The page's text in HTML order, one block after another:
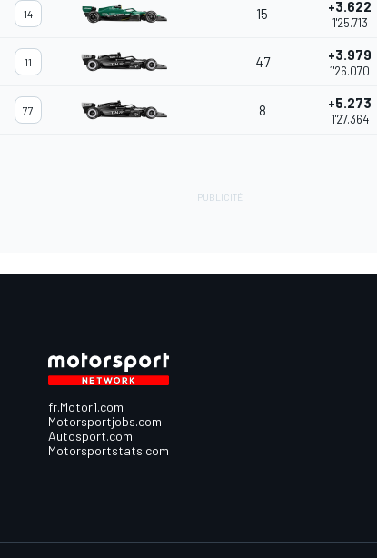
14 15 +3.622
1'25.713
11 47 +3.979
1'26.070
77 8 +5.273
1'27.364
fr.Motor1.com
Motorsportjobs.com
Autosport.com
Motorsportstats.com